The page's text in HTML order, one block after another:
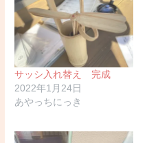
サッシ入れ替え 完成
2022年1月24日
あやっちにっき